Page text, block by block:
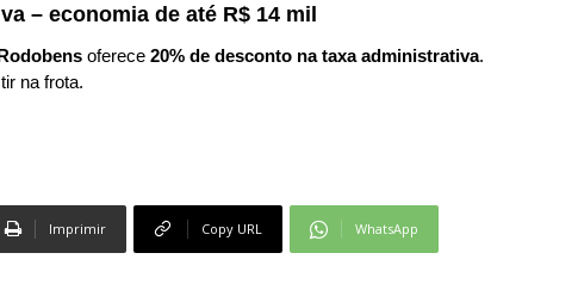
– economia de até R$ 14 mil
oferece 20% de desconto na taxa administrativa.
na frota.
Imprimir Copy URL WhatsApp